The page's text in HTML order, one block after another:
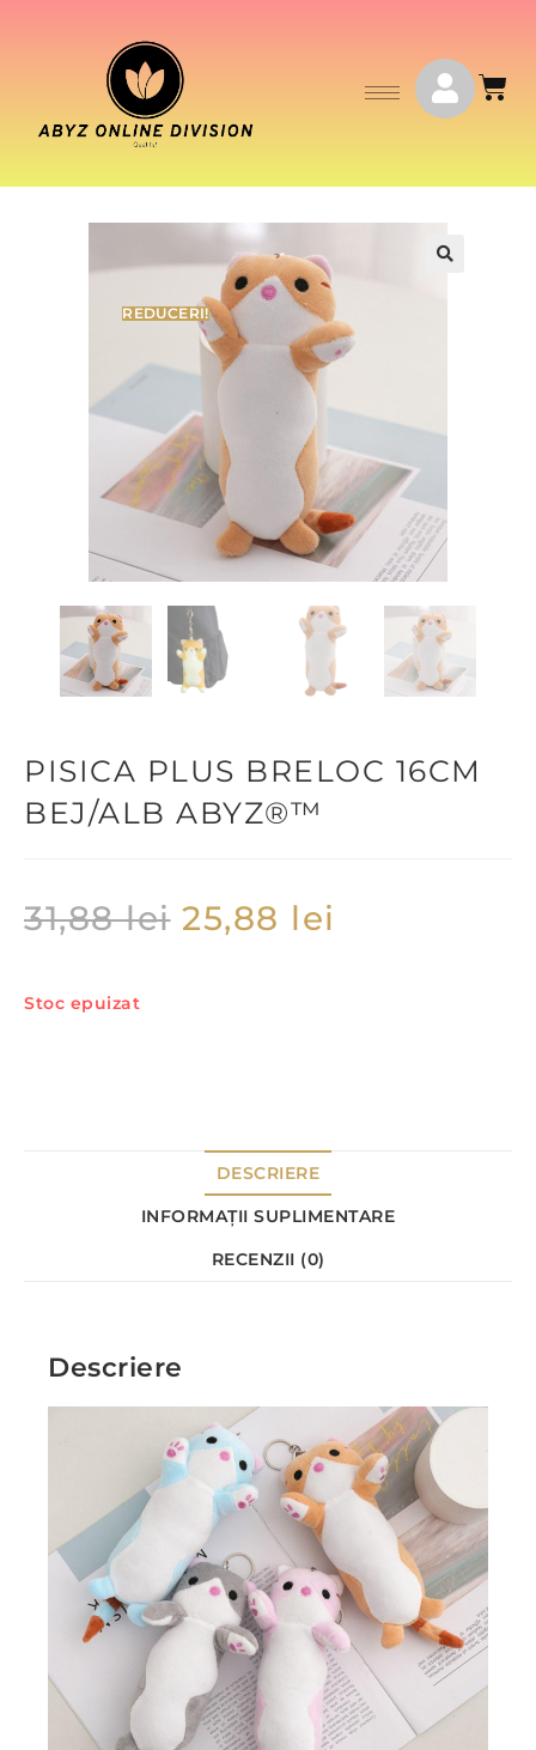
REDUCERI!
PISICA PLUS BRELOC 16CM
BEJ/ALB ABYZ®™
31,88lei 25,88 lei
Stoc epuizat
DESCRIERE
INFORMAȚII SUPLIMENTARE
RECENZII (0)
Descriere